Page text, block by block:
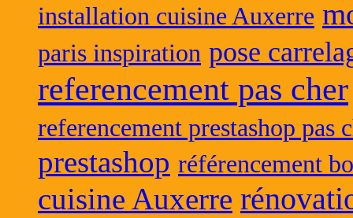
installation cuisine Auxerre
paris inspiration pose
referencement pas cher
referencement prestashop pas
prestashop référencement
cuisine Auxerre